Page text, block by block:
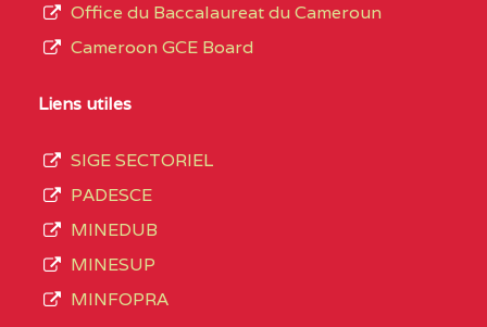
Office du Baccalaureat du Cameroun
Cameroon GCE Board
Liens utiles
SIGE SECTORIEL
PADESCE
MINEDUB
MINESUP
MINFOPRA